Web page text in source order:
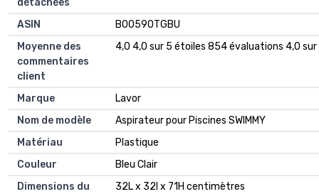
ASIN
B00590TGBU
Moyenne des
commentaires
client
4,0 4,0 sur 5 étoiles 854 évaluations 4,0
Marque
Lavor
Nom de modèle
Aspirateur pour Piscines SWIMMY
Matériau
Plastique
Couleur
Bleu Clair
Dimensions du
32L x 32l x 71H centimètres